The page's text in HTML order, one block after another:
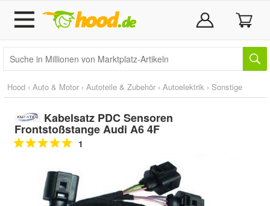
Hood › Auto & Motor › Autoteile & Zubehör › Autoelektrik › Sonstige
Kabelsatz PDC Sensoren
Frontstoßstange Audi A6 4F
1